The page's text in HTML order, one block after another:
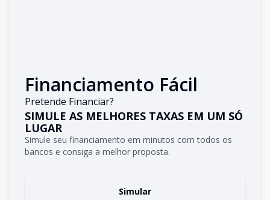
Financiamento Fácil
Pretende Financiar?
SIMULE AS MELHORES TAXAS EM UM SÓ
LUGAR
Simule seu financiamento em minutos com todos os
bancos e consiga a melhor proposta.
Simular